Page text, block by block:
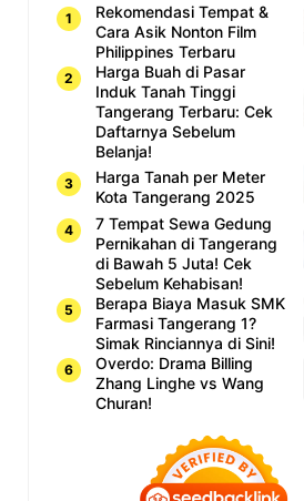
Rekomendasi Tempat &
Cara Asik Nonton Film
Philippines Terbaru
Harga Buah di Pasar
Induk Tanah Tinggi
Tangerang Terbaru: Cek
Daftarnya Sebelum
Belanja!
Harga Tanah per Meter
Kota Tangerang 2025
7 Tempat Sewa Gedung
Pernikahan di Tangerang
di Bawah 5 Juta! Cek
Sebelum Kehabisan!
Berapa Biaya Masuk SMK
Farmasi Tangerang 1?
Simak Rinciannya di Sini!
Overdo: Drama Billing
Zhang Linghe vs Wang
Churan!